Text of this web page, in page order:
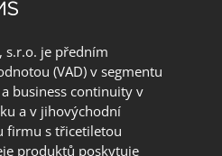
s.r.o. je předním
(VAD) v segmentu
business continuity v
a v jihovýchodní
firmu s třicetiletou
produktů poskytuje